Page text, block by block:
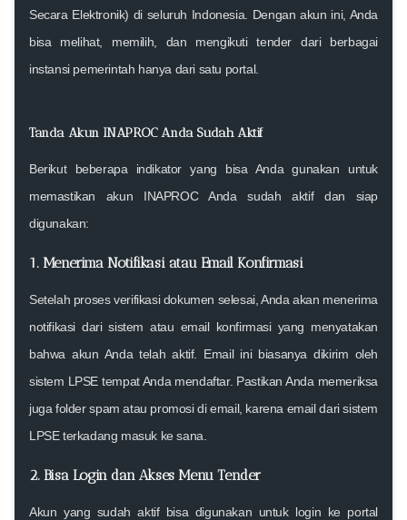
Secara Elektronik) di seluruh Indonesia. Dengan akun ini, Anda
bisa melihat, memilih, dan mengikuti tender dari berbagai
instansi pemerintah hanya dari satu portal.
Tanda Akun INAPROC Anda Sudah Aktif
Berikut beberapa indikator yang bisa Anda gunakan untuk
memastikan akun INAPROC Anda sudah aktif dan siap
digunakan:
1. Menerima Notifikasi atau Email Konfirmasi
Setelah proses verifikasi dokumen selesai, Anda akan menerima
notifikasi dari sistem atau email konfirmasiyang menyatakan
bahwa akun Anda telah aktif. Email ini biasanya dikirim oleh
sistem LPSE tempat Anda mendaftar. Pastikan Anda memeriksa
juga folder spam atau promosi di email, karena email dari sistem
LPSE terkadang masuk ke sana.
2. Bisa Login dan Akses Menu Tender
Akun yang sudah aktif bisa digunakan untuk login ke portal